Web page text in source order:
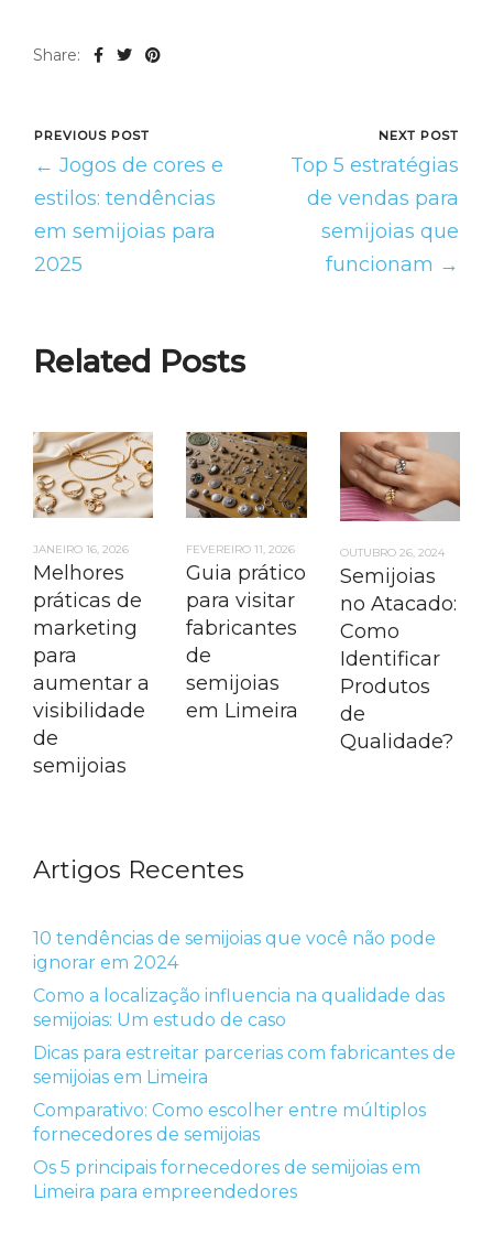
Share:
PREVIOUS POST
← Jogos de cores e
estilos: tendências
em semijoias para
2025
NEXT POST
Top 5 estratégias
de vendas para
semijoias que
funcionam →
Related Posts
JANEIRO 16, 2026
Melhores
práticas de
marketing
para
aumentar a
visibilidade
de
semijoias
FEVEREIRO 11, 2026
Guia prático
para visitar
fabricantes
de
semijoias
em Limeira
OUTUBRO 26, 2024
Semijoias
no Atacado:
Como
Identificar
Produtos
de
Qualidade?
Artigos Recentes
10 tendências de semijoias que você não pode
ignorar em 2024
Como a localização influencia na qualidade das
semijoias: Um estudo de caso
Dicas para estreitar parcerias com fabricantes de
semijoias em Limeira
Comparativo: Como escolher entre múltiplos
fornecedores de semijoias
Os 5 principais fornecedores de semijoias em
Limeira para empreendedores